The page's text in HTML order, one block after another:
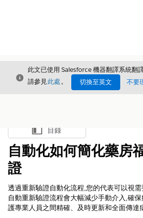
結束
此文已使用 Salesforce 機器翻譯系統翻
請參見此處。 切換至英文 不要
顯示目錄
目錄
自動化如何簡化藥房
證
透過重新驗證自動化流程,您的代表可以視需
自動重新驗證流程會大幅減少手動介入,確
護專業人員之間精確、及時更新和全面傳達